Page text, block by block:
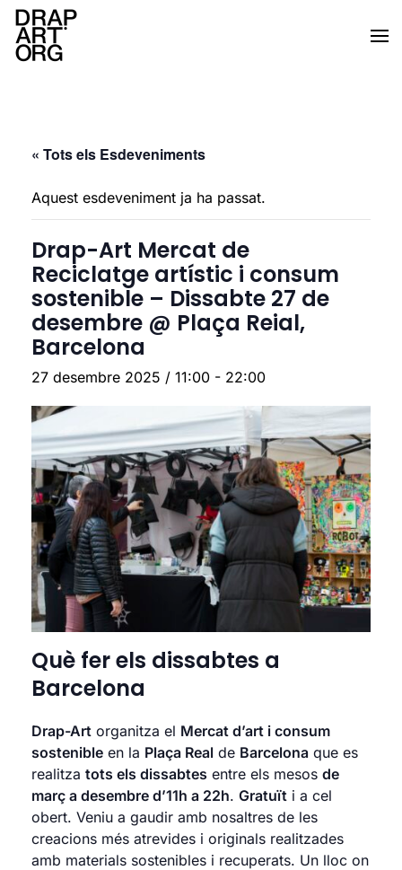
Skip to main content
« Tots els Esdeveniments
Aquest esdeveniment ja ha passat.
Drap-Art Mercat de
Reciclatge artístic i consum
sostenible – Dissabte 27 de
desembre @ Plaça Reial,
Barcelona
27 desembre 2025 / 11:00 - 22:00
Què fer els dissabtes a
Barcelona
Drap-Art organitza el Mercat d’art i consum
sostenible en la Plaça Real de Barcelona que es
realitza tots els dissabtes entre els mesos de
març a desembre d’11h a 22h. Gratuït i a cel
obert. Veniu a gaudir amb nosaltres de les
creacions més atrevides i originals realitzades
amb materials sostenibles i recuperats. Un lloc on